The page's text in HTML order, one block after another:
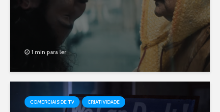
1 min para ler
COMERCIAIS DE TV CRIATIVIDADE